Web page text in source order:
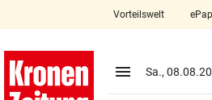
Vorteilswelt
menu Menü
Sa.,